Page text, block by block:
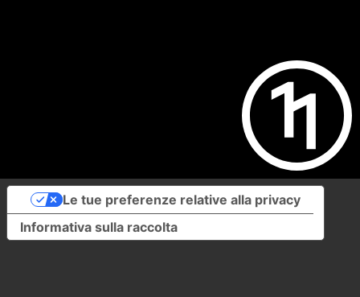
Informativa sulla raccolta
Le tue preferenze relative alla privacy